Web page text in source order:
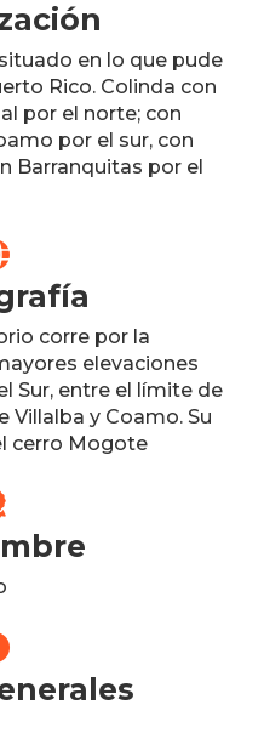
en lo que pude
Rico. Colinda con
por el norte; con
por el sur, con
Barranquitas por el
corre por la
elevaciones
Sur, entre el límite de
Villalba y Coamo. Su
cerro Mogote